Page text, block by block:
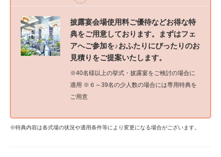
披露宴会場使用料ご優待などお得な特
典をご用意しております。まずはフェ
アへご参加を♪おふたりにぴったりのお
見積りをご提案いたします。
※40名様以上の挙式・披露宴をご検討の場合に
適用 ※６～39名の少人数の場合には専用特典を
ご用意
※特典内容は各式場の状況や適用条件等により変更になる場合がございます。